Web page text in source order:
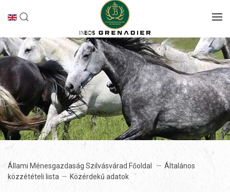
Állami Ménesgazdaság Szilvásvárad Főoldal
Általános
közzétételi lista
Közérdekű adatok